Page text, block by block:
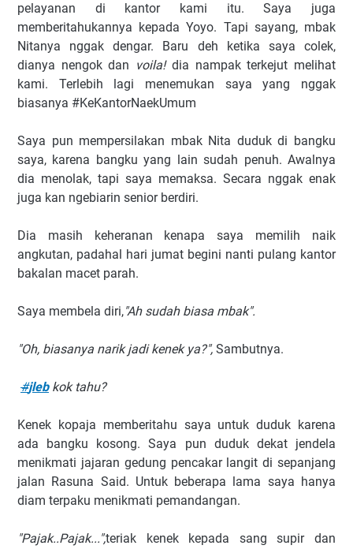
pelayanan di kantor kami itu. Saya juga
memberitahukannya kepada Yoyo. Tapi sayang, mbak
Nitanya nggak dengar. Baru deh ketika saya colek,
dianya nengok dan voila!dia nampak terkejut melihat
kami. Terlebih lagi menemukan saya yang nggak
biasanya #KeKantorNaekUmum
Saya pun mempersilakan mbak Nita duduk di bangku
saya, karena bangku yang lain sudah penuh. Awalnya
dia menolak, tapi saya memaksa. Secara nggak enak
juga kan ngebiarin senior berdiri.
Dia masih keheranan kenapa saya memilih naik
angkutan, padahal hari jumat begini nanti pulang kantor
bakalan macet parah.
Saya membela diri,"Ah sudah biasa mbak".
"Oh, biasanya narik jadi kenek ya?", Sambutnya.
#jlebkok tahu?
Kenek kopaja memberitahu saya untuk duduk karena
ada bangku kosong. Saya pun duduk dekat jendela
menikmati jajaran gedung pencakar langit di sepanjang
jalan Rasuna Said. Untuk beberapa lama saya hanya
diam terpaku menikmati pemandangan.
"Pajak..Pajak...",teriak kenek kepada sang supir dan